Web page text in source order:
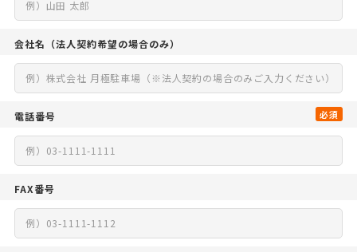
会社名 （法人契約希望の場合のみ）
電話番号 必須
FAX番号